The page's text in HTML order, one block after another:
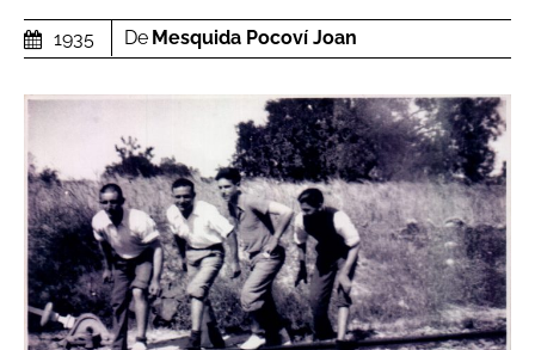
1935 De Mesquida Pocoví Joan